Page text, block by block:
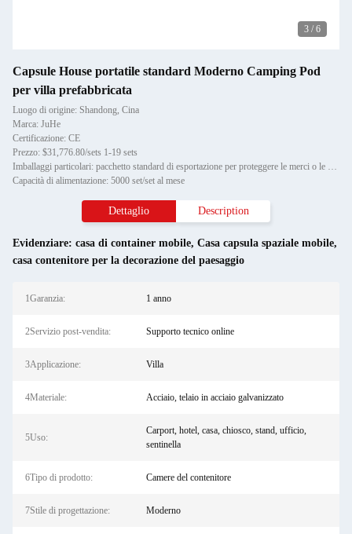
3 / 6
Capsule House portatile standard Moderno Camping Pod
per villa prefabbricata
Luogo di origine: Shandong, Cina
Marca: JuHe
Certificazione: CE
Prezzo: $31,776.80/sets 1-19 sets
Imballaggi particolari: pacchetto standard di esportazione per proteggere le merci o le esigenze del cliente
Capacità di alimentazione: 5000 set/set al mese
Dettaglio Description
Evidenziare: casa di container mobile, Casa capsula spaziale mobile,
casa contenitore per la decorazione del paesaggio
1Garanzia: 1 anno
2Servizio post-vendita: Supporto tecnico online
3Applicazione: Villa
4Materiale: Acciaio, telaio in acciaio galvanizzato
5Uso:
Carport, hotel, casa, chiosco, stand, ufficio,
sentinella
6Tipo di prodotto: Camere del contenitore
7Stile di progettazione: Moderno